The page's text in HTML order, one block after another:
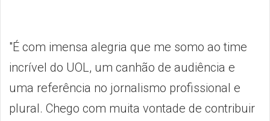
"É com imensa alegria que me somo ao time
incrível do UOL, um canhão de audiência e
uma referência no jornalismo profissional e
plural. Chego com muita vontade de contribuir